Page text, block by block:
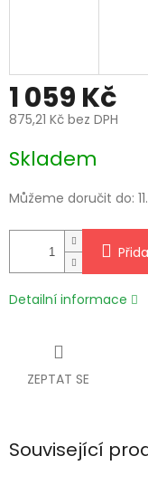
1 059 Kč
875,21 Kč bez DPH
cena:
Skladem
Můžeme doručit do:
Detailní informace
ZEPTAT SE
Související